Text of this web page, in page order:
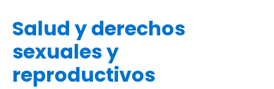
Salud y derechos
sexuales y
reproductivos